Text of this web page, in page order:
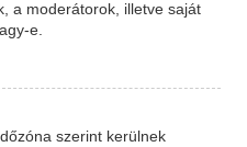
a moderátorok, illetve saját
e.
szerint kerülnek